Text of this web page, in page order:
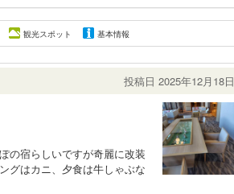
観光スポット 基本情報
投稿日 2025年12月18日
の宿らしいですが奇麗に改装
グはカニ、夕食は牛しゃぶな